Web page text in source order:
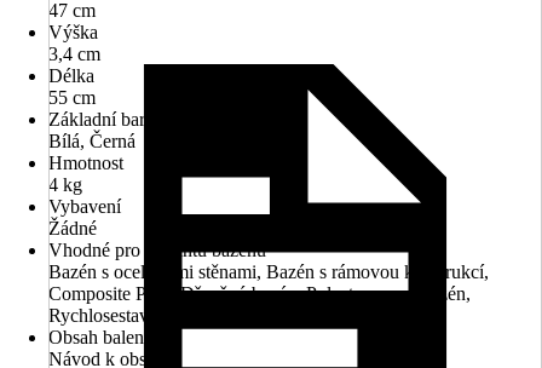
47 cm
Výška
3,4 cm
Délka
55 cm
Základní barva
Bílá, Černá
Hmotnost
4 kg
Vybavení
Žádné
Vhodné pro variantu bazénu
Bazén s ocelovými stěnami, Bazén s rámovou konstrukcí,
Composite Pool, Dřevěný bazén, Polystyrenový bazén,
Rychlosestavitelný bazén, Vestavěné bazény
Obsah balení
Návod k obsluze